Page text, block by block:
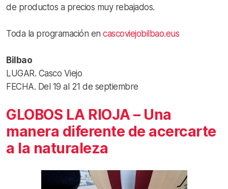
de productos a precios muy rebajados.
Toda la programación en cascoviejobilbao.eus
Bilbao
LUGAR. Casco Viejo
FECHA. Del 19 al 21 de septiembre
GLOBOS LA RIOJA – Una
manera diferente de acercarte
a la naturaleza